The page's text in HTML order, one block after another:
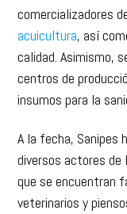
comercializadores
acuicultura, así
calidad. Asimismo,
centros de
insumos para la
A la fecha,
diversos actores
que se encuentran
veterinarios y